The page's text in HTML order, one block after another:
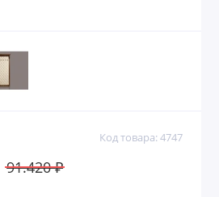
Код товара: 4747
91.420 ₽